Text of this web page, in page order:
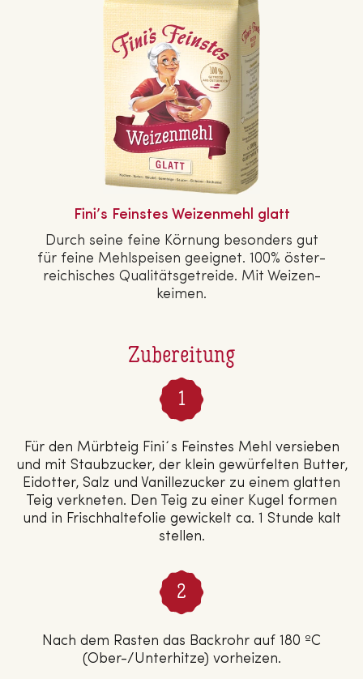
Zubereitung
Für den Mürbteig Fini´s Feinstes Mehl versieben
und mit Staubzucker, der klein gewürfelten Butter,
Eidotter, Salz und Vanillezucker zu einem glatten
Teig verkneten. Den Teig zu einer Kugel formen
und in Frischhaltefolie gewickelt ca. 1 Stunde kalt
stellen.
Nach dem Rasten das Backrohr auf 180 ºC
(Ober-/Unterhitze) vorheizen.
Fini’s Feinstes Wei­zen­mehl glatt
Durch seine feine Körnung besonders gut
für feine Mehl­spei­sen geeignet. 100% ös­ter­
rei­chi­sches Qua­li­täts­ge­trei­de. Mit Wei­zen­
kei­men.